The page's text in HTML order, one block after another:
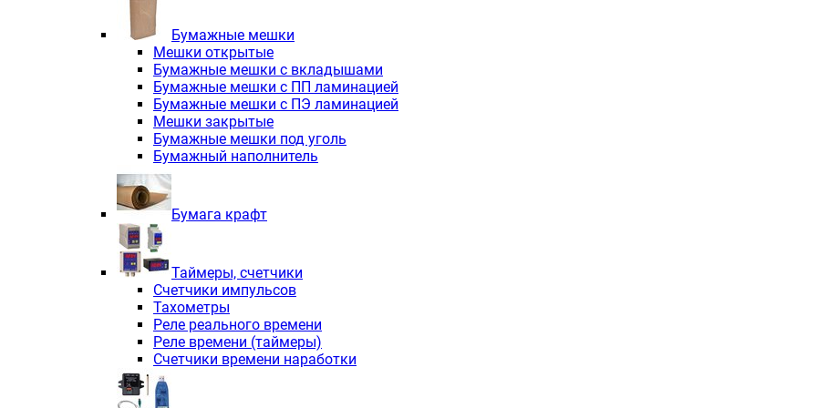
Электродвигатели асинхронные трёхфазные с тормозом INNOVARI
Электродвигатели асинхронные трёхфазные взрывозащищенные INNOVARI
Трехфазные асинхронные электродвигатели INNORED
Независимая вентиляция INNORED
Взрывозащищенная независимая вентиляция INNOVARI
Одноступенчатые цилиндрические редукторы INNORED
Экономичные червячные редукторы INNORED в квадратном корпусе
Компактные мотор-редукторы INNORED
Компактные мотор-редукторы INNORED MC
Вибраторы INNORED
Вариаторы INNORED
Бумажные мешки
Мешки открытые
Бумажные мешки с вкладышами
Бумажные мешки с ПП ламинацией
Бумажные мешки с ПЭ ламинацией
Мешки закрытые
Бумажные мешки под уголь
Бумажный наполнитель
Бумага крафт
Таймеры, счетчики
Счетчики импульсов
Тахометры
Реле реального времени
Реле времени (таймеры)
Счетчики времени наработки